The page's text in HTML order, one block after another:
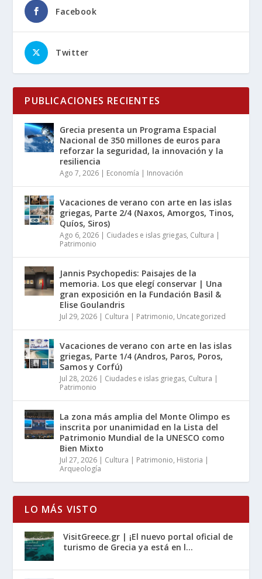
Facebook
Twitter
PUBLICACIONES RECIENTES
Grecia presenta un Programa Espacial
Nacional de 350 millones de euros para
reforzar la seguridad, la innovación y la
resiliencia
Ago 7, 2026 | Economía | Innovación
Vacaciones de verano con arte en las islas
griegas, Parte 2/4 (Naxos, Amorgos, Tinos,
Quíos, Siros)
Ago 6, 2026 | Ciudades e islas griegas, Cultura |
Patrimonio
Jannis Psychopedis: Paisajes de la
memoria. Los que elegí conservar | Una
gran exposición en la Fundación Basil &
Elise Goulandris
Jul 29, 2026 | Cultura | Patrimonio, Uncategorized
Vacaciones de verano con arte en las islas
griegas, Parte 1/4 (Andros, Paros, Poros,
Samos y Corfú)
Jul 28, 2026 | Ciudades e islas griegas, Cultura |
Patrimonio
La zona más amplia del Monte Olimpo es
inscrita por unanimidad en la Lista del
Patrimonio Mundial de la UNESCO como
Bien Mixto
Jul 27, 2026 | Cultura | Patrimonio, Historia |
Arqueología
LO MÁS VISTO
VisitGreece.gr | ¡El nuevo portal oficial de
turismo de Grecia ya está en l...